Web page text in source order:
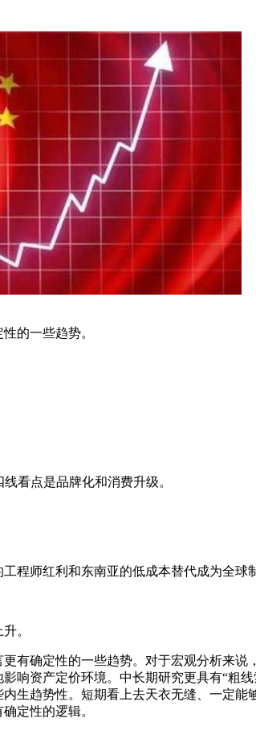
的一些趋势。
看点是品牌化和消费升级。
师红利和东南亚的低成本替代成为全球制
。
确定性的一些趋势。对于宏观分析来说
资产定价环境。中长期研究更具有“粗
生趋势性。短期看上去天衣无缝、一定
定性的逻辑。